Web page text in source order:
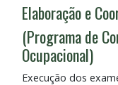
Elaboração e
(Programa de
Ocupacional)
Execução dos